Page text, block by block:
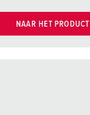
NAAR HET PRODUCT